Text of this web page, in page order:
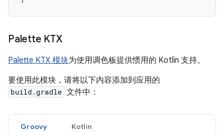
Palette KTX
Palette KTX 模块为使用调色板提供惯用的 Kotlin 支持。
要使用此模块，请将以下内容添加到应用的
build.gradle 文件中：
Groovy Kotlin